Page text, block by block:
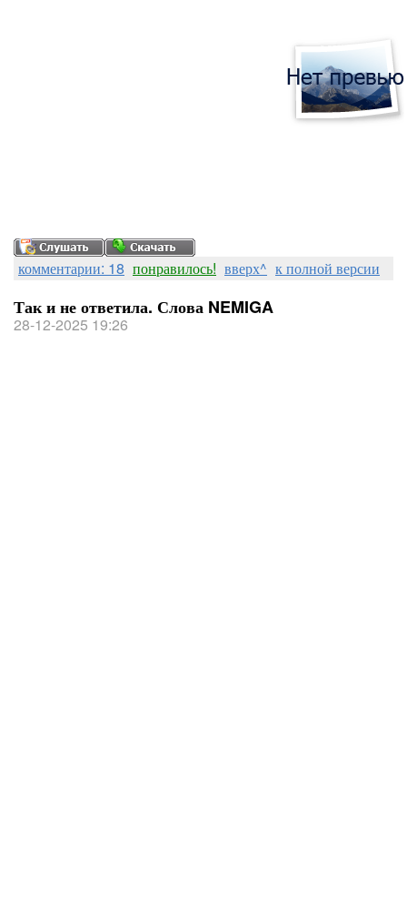
комментарии: 18 понравилось! вверх^ к полной версии
Так и не ответила. Слова NEMIGA
28-12-2025 19:26